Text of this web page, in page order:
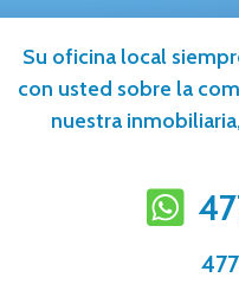
Su oficina local
con usted sobre la
nuestra